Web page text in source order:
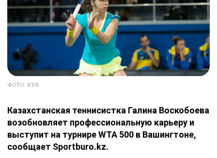
ФОТО: КТФ
Казахстанская теннисистка Галина Воскобоева
возобновляет профессиональную карьеру и
выступит на турнире WTA 500 в Вашингтоне,
сообщает Sportburo.kz.